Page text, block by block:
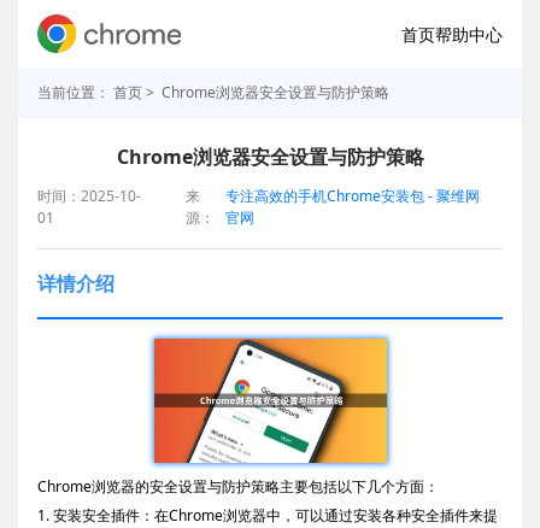
首页帮助中心
当前位置： 首页> Chrome浏览器安全设置与防护策略
Chrome浏览器安全设置与防护策略
时间：2025-10-
01
来
源：
专注高效的手机Chrome安装包 - 聚维网
官网
详情介绍
Chrome浏览器的安全设置与防护策略主要包括以下几个方面：
1. 安装安全插件：在Chrome浏览器中，可以通过安装各种安全插件来提